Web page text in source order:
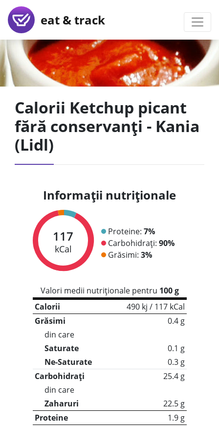
eat & track
Calorii Ketchup picant
fără conservanți - Kania
(Lidl)
Informații nutriționale
117
kCal
Proteine: 7%
Carbohidrați: 90%
Grăsimi: 3%
Valori medii nutriționale pentru 100 g
Calorii
490 kj / 117 kCal
Grăsimi
0.4 g
din care
Saturate
0.1 g
Ne-Saturate
0.3 g
Carbohidrați
25.4 g
din care
Zaharuri
22.5 g
Proteine
1.9 g